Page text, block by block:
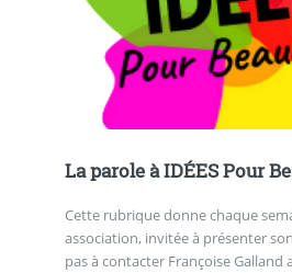
La parole à IDÉES Pour
Cette rubrique donne chaque
association, invitée à présenter
pas à contacter Françoise Galland